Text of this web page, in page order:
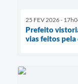
25 FEV 2026 -
Prefeito
vias feitos pela